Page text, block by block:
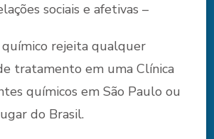
sociais e afetivas –
rejeita qualquer
tratamento em uma Clínica
químicos em São Paulo ou
do Brasil.